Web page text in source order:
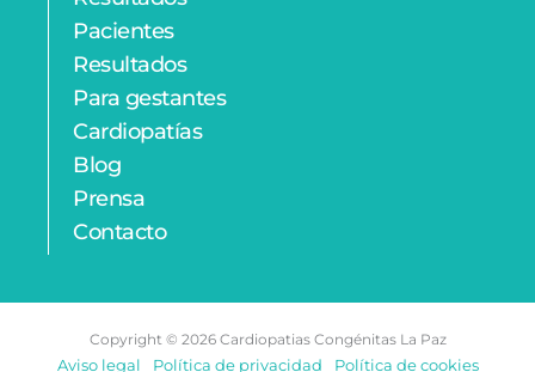
e
r
-
a
l
t
t
Pacientes
Resultados
Para gestantes
Cardiopatías
Blog
Prensa
Contacto
Copyright © 2026 Cardiopatias Congénitas La Paz
Aviso legal Política de privacidad Política de cookies